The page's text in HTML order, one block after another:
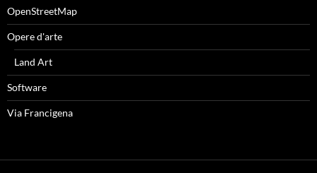
OpenStreetMap
Opere d'arte
Land Art
Software
Via Francigena